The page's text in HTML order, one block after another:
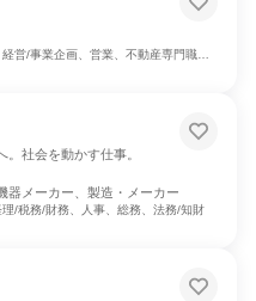
経営/事業企画、営業、不動産専門職、経理/税務/財務、人事、総務、法務/知財、広報/IR、商品企画、出版/メディア/芸能/エンタメ専門職
社会を動かす仕事。
器メーカー、製造・メーカー
/税務/財務、人事、総務、法務/知財